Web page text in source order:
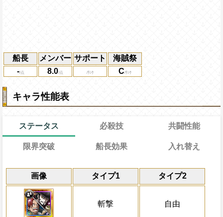
船長 メンバー サポート
海賊祭
-
8.0 C
キャラ性能表
ステータス
画像 タイプ1 タイプ2
斬撃 自由
必殺技
通常 30→15ターン
限界突破
通常時
一味にかかっている封じ・必殺封じ・攻
共闘性能
共闘性能
船長効果
ターン数：12
限界突破
習得する効果
自分の必殺封じ状態を3ターン回復
船長効果
通常時
斬撃タイプキャラの攻撃を2.5倍、[連]
利扱いになる
入れ替え
入れ替え回数
入れ替え効果
1ターンの間
スロットの出現率